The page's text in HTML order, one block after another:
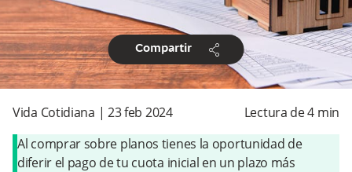
Compartir share
Vida Cotidiana | 23 feb 2024 Lectura de4 min
Al comprar sobre planos tienes la oportunidad de
diferir el pago de tu cuota inicial en un plazo más